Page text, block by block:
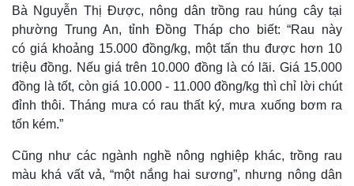
Bà Nguyễn Thị Được, nông dân trồng rau húng cây tại
phường Trung An, tỉnh Đồng Tháp cho biết: “Rau này
có giá khoảng 15.000 đồng/kg, một tấn thu được hơn 10
triệu đồng. Nếu giá trên 10.000 đồng là có lãi. Giá 15.000
đồng là tốt, còn giá 10.000 - 11.000 đồng/kg thì chỉ lời chút
đỉnh thôi. Tháng mưa có rau thất ký, mưa xuống bơm ra
tốn kém.”
Cũng như các ngành nghề nông nghiệp khác, trồng rau
màu khá vất vả, “một nắng hai sương”, nhưng nông dân